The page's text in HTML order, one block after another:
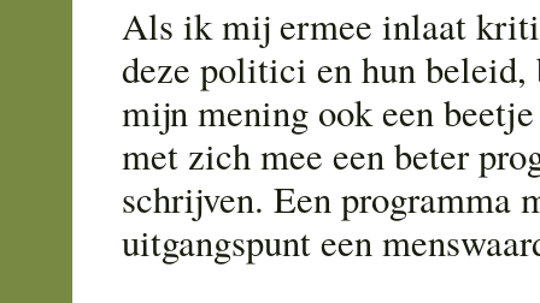
Als ik mij ermee inlaat
deze politici en hun beleid,
mijn mening ook een
met zich mee een beter
schrijven. Een programma
uitgangspunt een